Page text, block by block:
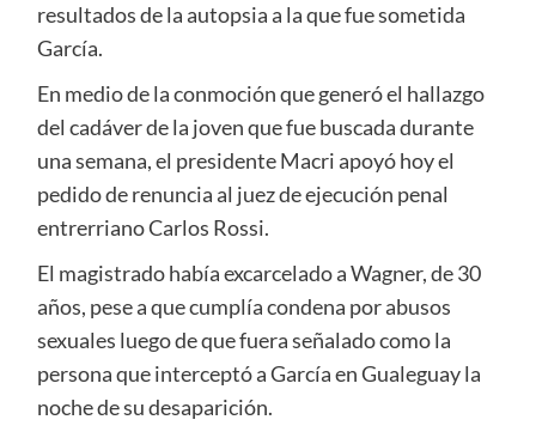
resultados de la autopsia a la que fue sometida
García.
En medio de la conmoción que generó el hallazgo
del cadáver de la joven que fue buscada durante
una semana, el presidente Macri apoyó hoy el
pedido de renuncia al juez de ejecución penal
entrerriano Carlos Rossi.
El magistrado había excarcelado a Wagner, de 30
años, pese a que cumplía condena por abusos
sexuales luego de que fuera señalado como la
persona que interceptó a García en Gualeguay la
noche de su desaparición.